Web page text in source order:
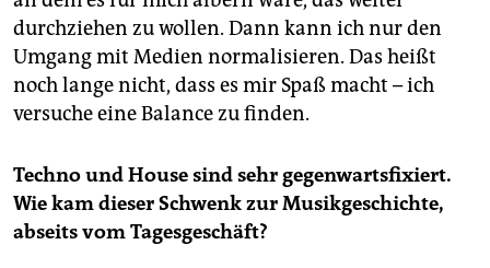
durchziehen zu wollen. Dann kann ich nur den
Umgang mit Medien normalisieren. Das heißt
noch lange nicht, dass es mir Spaß macht – ich
versuche eine Balance zu finden.
Techno und House sind sehr gegenwartsfixiert.
Wie kam dieser Schwenk zur Musikgeschichte,
abseits vom Tagesgeschäft?